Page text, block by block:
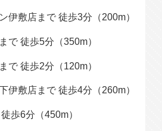
伊敷店まで 徒歩3分（200m）
で 徒歩5分（350m）
で 徒歩2分（120m）
伊敷店まで 徒歩4分（260m）
歩6分（450m）